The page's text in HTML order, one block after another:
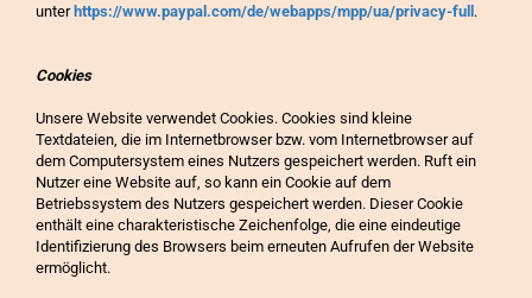
unter https://www.paypal.com/de/webapps/mpp/ua/privacy-full .
Cookies
Unsere Website verwendet Cookies. Cookies sind kleine
Textdateien, die im Internetbrowser bzw. vom Internetbrowser auf
dem Computersystem eines Nutzers gespeichert werden. Ruft ein
Nutzer eine Website auf, so kann ein Cookie auf dem
Betriebssystem des Nutzers gespeichert werden. Dieser Cookie
enthält eine charakteristische Zeichenfolge, die eine eindeutige
Identifizierung des Browsers beim erneuten Aufrufen der Website
ermöglicht.